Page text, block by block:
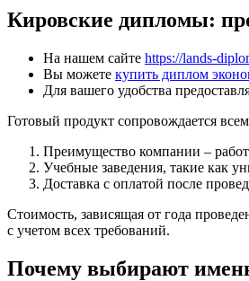
Кировские дипломы:
На нашем сайте https://lands-
Вы можете купить диплом
Для вашего удобства
Готовый продукт сопровождается
Преимущество компании –
Учебные заведения, такие как
Доставка с оплатой после
Стоимость, зависящая от года
с учетом всех требований.
Почему выбирают